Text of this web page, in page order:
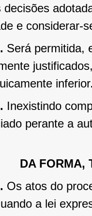
decisões
e considerar-
Será permitida,
inferior.
Inexistindo
perante a
DA FORMA,
Os atos do
a lei